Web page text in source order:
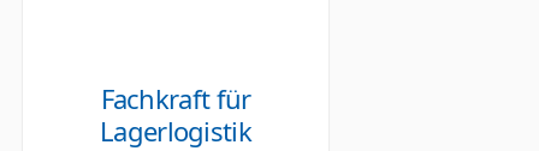
Fachkraft für
Lagerlogistik